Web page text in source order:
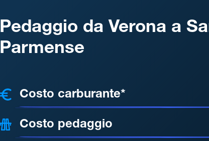
Pedaggio da Verona a
Parmense
Costo carburante*
Costo pedaggio